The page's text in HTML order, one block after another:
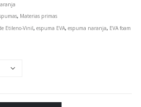
hasta
, Materias primas
Etileno-Vinil,espuma EVA,espuma naranja, EVA foam